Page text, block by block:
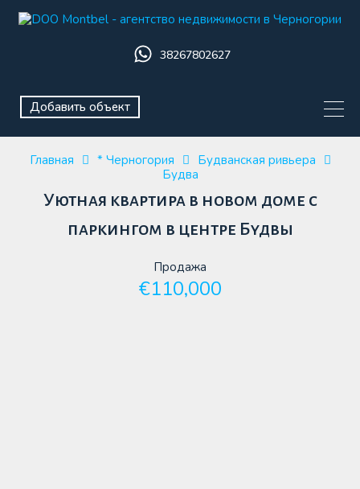
38267802627
Добавить объект
Главная * Черногория
Будванская ривьера
Будва
Уютная квартира в новом доме с
паркингом в центре Будвы
Продажа
€110,000